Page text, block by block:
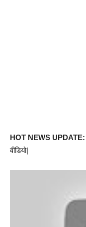
HOT NEWS UPDATE:
वीडियो|